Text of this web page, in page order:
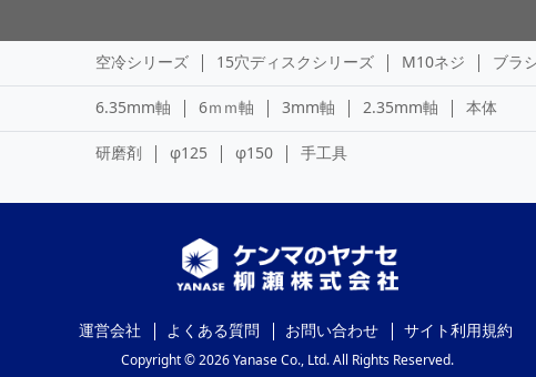
空冷シリーズ 15穴ディスクシリーズ M10ネジ ブラ
6.35mm軸 6ｍｍ軸 3mm軸 2.35mm軸 本体
研磨剤 φ125 φ150 手工具
運営会社 よくある質問 お問い合わせ サイト利用規約
Copyright © 2026 Yanase Co., Ltd. All Rights Reserved.